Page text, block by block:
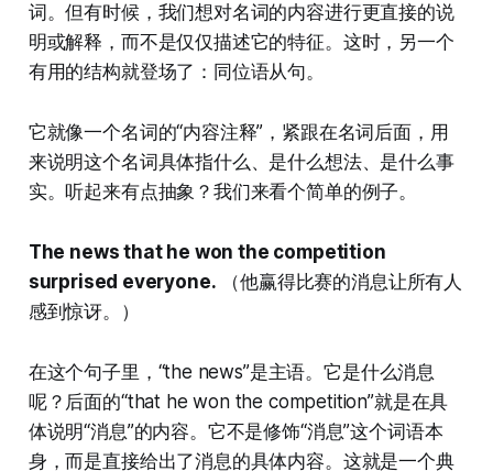
词。但有时候，我们想对名词的内容进行更直接的说
明或解释，而不是仅仅描述它的特征。这时，另一个
有用的结构就登场了：同位语从句。
它就像一个名词的“内容注释”，紧跟在名词后面，用
来说明这个名词具体指什么、是什么想法、是什么事
实。听起来有点抽象？我们来看个简单的例子。
The news that he won the competition
surprised everyone. （他赢得比赛的消息让所有人
感到惊讶。）
在这个句子里，“the news”是主语。它是什么消息
呢？后面的“that he won the competition”就是在具
体说明“消息”的内容。它不是修饰“消息”这个词语本
身，而是直接给出了消息的具体内容。这就是一个典